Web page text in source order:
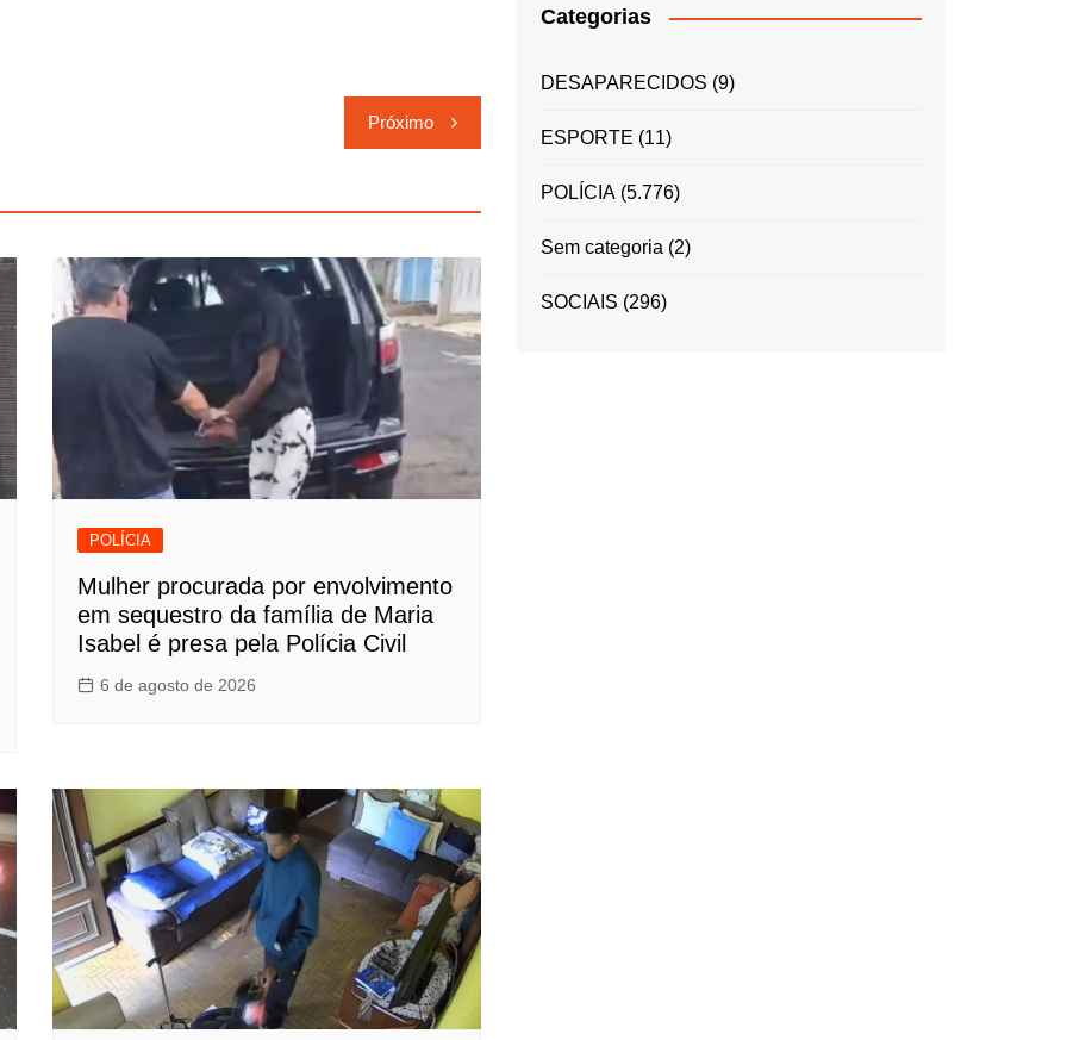
Próximo
POLÍCIA
Mulher procurada por envolvimento
em sequestro da família de Maria
Isabel é presa pela Polícia Civil
6 de agosto de 2026
Categorias
DESAPARECIDOS (9)
ESPORTE (11)
POLÍCIA (5.776)
Sem categoria (2)
SOCIAIS (296)